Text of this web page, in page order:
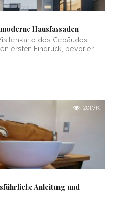
Hausfassaden
des Gebäudes –
ersten Eindruck, bevor er
201.7K
Anleitung und